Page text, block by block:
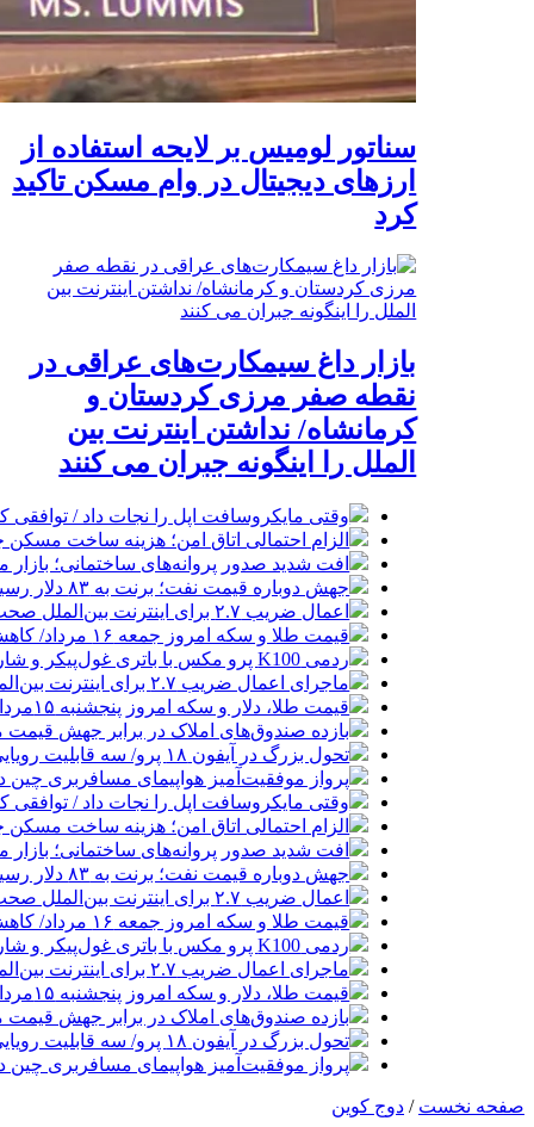
سناتور لومیس بر لایحه استفاده از
ارزهای دیجیتال در وام مسکن تاکید
کرد
بازار داغ سیمکارت‌های عراقی در
نقطه صفر مرزی کردستان و
کرمانشاه/ نداشتن اینترنت بین
الملل را اینگونه جبران می کنند
وقتی مایکروسافت اپل را نجات داد /
الزام احتمالی اتاق امن؛ هزینه ساخت مسکن
افت شدید صدور پروانه‌های ساختمانی؛
جهش دوباره قیمت نفت؛ برنت به ۸۳ دلار رسید
اعمال ضریب ۲.۷ برای اینترنت بین‌الملل صحت دارد؟ / واکنش سازمان تنظیم مقررات
قیمت طلا و سکه امروز جمعه ۱۶ مرداد/ کاهش قیمت ها+ جدول و جزییات
ردمی K100 پرو مکس با باتری غول‌پیکر و شارژ بی‌سیم روانه بازار می‌شود
ماجرای اعمال ضریب ۲.۷ برای اینترنت بین‌الملل چیست؟
قیمت طلا، دلار و سکه امروز پنجشنبه ۱۵مرداد/ افزایش قیمت ها + جدول
بازده صندوق‌های املاک در برابر جهش
تحول بزرگ در آیفون ۱۸ پرو/ سه قابلیت رویایی که بالاخره به حقیقت می‌پیوندند
پرواز موفقیت‌آمیز هواپیمای مسافربری چین
وقتی مایکروسافت اپل را نجات داد /
الزام احتمالی اتاق امن؛ هزینه ساخت مسکن
افت شدید صدور پروانه‌های ساختمانی؛
جهش دوباره قیمت نفت؛ برنت به ۸۳ دلار رسید
اعمال ضریب ۲.۷ برای اینترنت بین‌الملل صحت دارد؟ / واکنش سازمان تنظیم مقررات
قیمت طلا و سکه امروز جمعه ۱۶ مرداد/ کاهش قیمت ها+ جدول و جزییات
ردمی K100 پرو مکس با باتری غول‌پیکر و شارژ بی‌سیم روانه بازار می‌شود
ماجرای اعمال ضریب ۲.۷ برای اینترنت بین‌الملل چیست؟
قیمت طلا، دلار و سکه امروز پنجشنبه ۱۵مرداد/ افزایش قیمت ها + جدول
بازده صندوق‌های املاک در برابر جهش
تحول بزرگ در آیفون ۱۸ پرو/ سه قابلیت رویایی که بالاخره به حقیقت می‌پیوندند
پرواز موفقیت‌آمیز هواپیمای مسافربری چین
صفحه نخست / دوج کوین